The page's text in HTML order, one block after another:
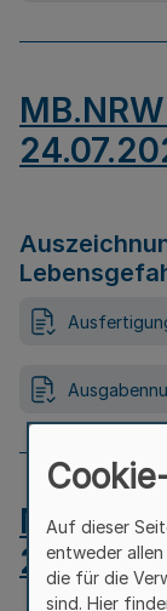
Auf dieser
entweder allen
die für die
sind. Hier